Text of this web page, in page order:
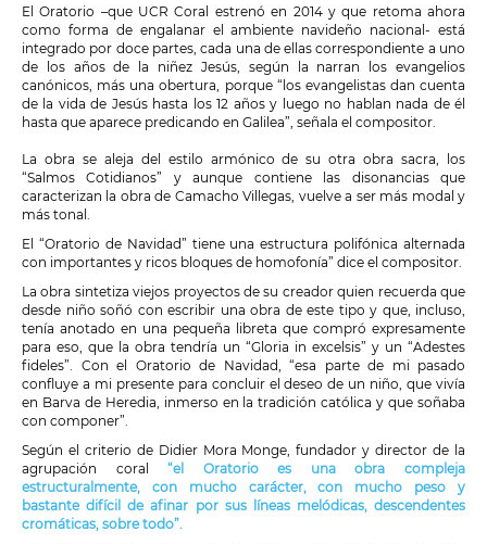
El Oratorio –que UCR Coral estrenó en 2014 y que retoma ahora
como forma de engalanar el ambiente navideño nacional- está
integrado por doce partes, cada una de ellas correspondiente a uno
de los años de la niñez Jesús, según la narran los evangelios
canónicos, más una obertura, porque “los evangelistas dan cuenta
de la vida de Jesús hasta los 12 años y luego no hablan nada de él
hasta que aparece predicando en Galilea”, señala el compositor.
La obra se aleja del estilo armónico de su otra obra sacra, los
“Salmos Cotidianos” y aunque contiene las disonancias que
caracterizan la obra de Camacho Villegas, vuelve a ser más modal y
más tonal.
El “Oratorio de Navidad” tiene una estructura polifónica alternada
con importantes y ricos bloques de homofonía” dice el compositor.
La obra sintetiza viejos proyectos de su creador quien recuerda que
desde niño soñó con escribir una obra de este tipo y que, incluso,
tenía anotado en una pequeña libreta que compró expresamente
para eso, que la obra tendría un “Gloria in excelsis” y un “Adestes
fideles”. Con el Oratorio de Navidad, “esa parte de mi pasado
confluye a mi presente para concluir el deseo de un niño, que vivía
en Barva de Heredia, inmerso en la tradición católica y que soñaba
con componer”.
Según el criterio de Didier Mora Monge, fundador y director de la
agrupación coral“el Oratorio es una obra compleja
estructuralmente, con mucho carácter, con mucho peso y
bastante difícil de afinar por sus líneas melódicas, descendentes
cromáticas, sobre todo”.